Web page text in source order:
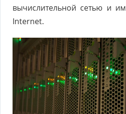
вычислительной сетью и
Internet.